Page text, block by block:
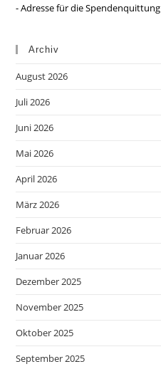
- Adresse für die Spendenquittung
Archiv
August 2026
Juli 2026
Juni 2026
Mai 2026
April 2026
März 2026
Februar 2026
Januar 2026
Dezember 2025
November 2025
Oktober 2025
September 2025